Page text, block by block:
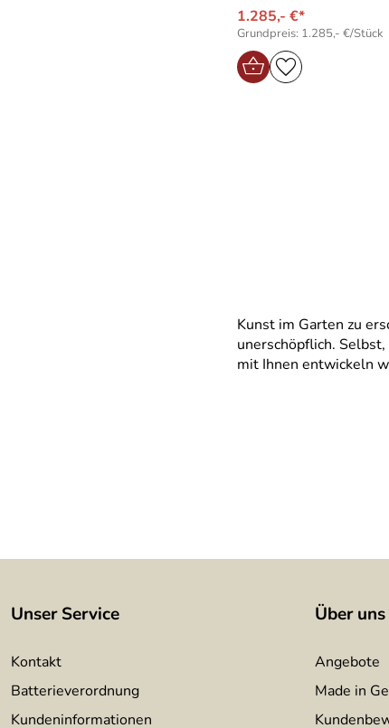
1.285,- €*
Grundpreis: 1.285,- €/Stück
Kunst im Garten zu
unerschöpflich.
mit Ihnen entwickeln
Unser Service
Kontakt
Batterieverordnung
Kundeninformationen
Über uns
Angebote
Made in